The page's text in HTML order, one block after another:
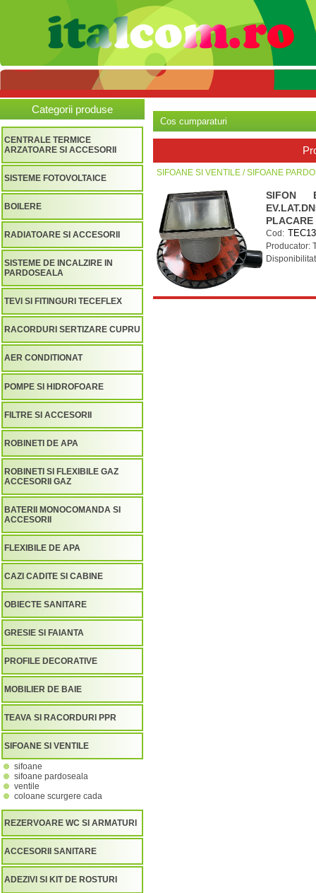
Categorii produse
CENTRALE TERMICE
ARZATOARE SI ACCESORII
SISTEME FOTOVOLTAICE
BOILERE
RADIATOARE SI ACCESORII
SISTEME DE INCALZIRE IN
PARDOSEALA
TEVI SI FITINGURI TECEFLEX
RACORDURI SERTIZARE CUPRU
AER CONDITIONAT
POMPE SI HIDROFOARE
FILTRE SI ACCESORII
ROBINETI DE APA
ROBINETI SI FLEXIBILE GAZ
ACCESORII GAZ
BATERII MONOCOMANDA SI
ACCESORII
FLEXIBILE DE APA
CAZI CADITE SI CABINE
OBIECTE SANITARE
GRESIE SI FAIANTA
PROFILE DECORATIVE
MOBILIER DE BAIE
TEAVA SI RACORDURI PPR
SIFOANE SI VENTILE
sifoane
sifoane pardoseala
ventile
coloane scurgere cada
REZERVOARE WC SI ARMATURI
ACCESORII SANITARE
ADEZIVI SI KIT DE ROSTURI
Cos cumparaturi
SIFOANE SI VENTILE / SIFOANE
SIFON
Cod:
Producator: